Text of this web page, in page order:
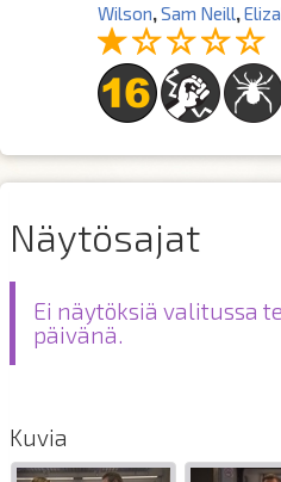
Wilson,Sam Neill ,
Näytösajat
Ei näytöksiä valitussa
päivänä.
Kuvia